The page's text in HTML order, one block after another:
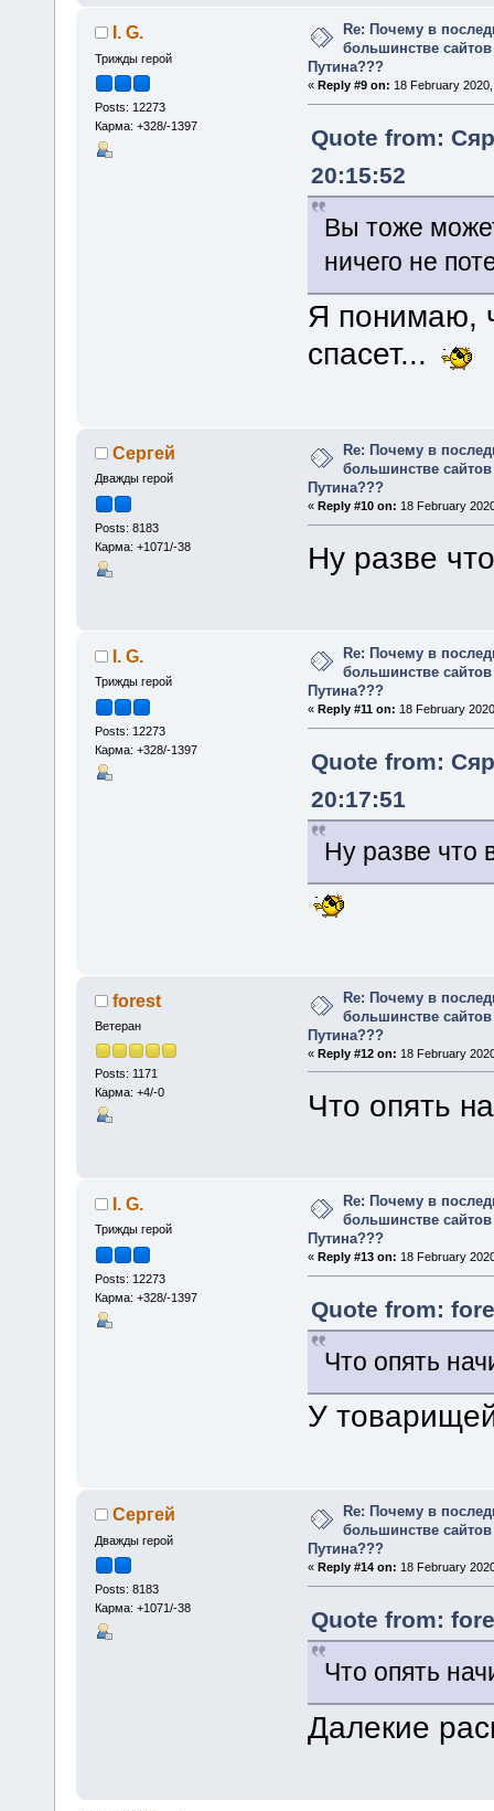
I. G.
Трижды герой
Posts: 12273
Карма: +328/-1397
Re: Почему в
большинстве
Путина???
« Reply #9 on: 18 February
Quote from:
20:15:52
Вы тоже
ничего не
Я понимаю,
спасет...
Сергей
Дважды герой
Posts: 8183
Карма: +1071/-38
Re: Почему в
большинстве
Путина???
« Reply #10 on: 18 February
Ну разве
I. G.
Трижды герой
Posts: 12273
Карма: +328/-1397
Re: Почему в
большинстве
Путина???
« Reply #11 on: 18 February
Quote from:
20:17:51
Ну разве что
forest
Ветеран
Posts: 1171
Карма: +4/-0
Re: Почему в
большинстве
Путина???
« Reply #12 on: 18 February
Что опять
I. G.
Трижды герой
Posts: 12273
Карма: +328/-1397
Re: Почему в
большинстве
Путина???
« Reply #13 on: 18 February
Quote from:
Что опять
У
Сергей
Дважды герой
Posts: 8183
Карма: +1071/-38
Re: Почему в
большинстве
Путина???
« Reply #14 on: 18 February
Quote from:
Что опять
Далекие